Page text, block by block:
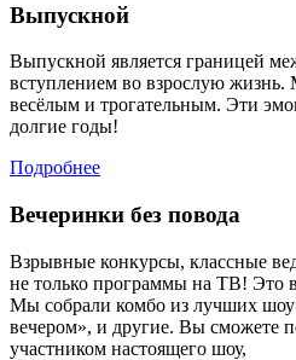
Выпускной
Выпускной является границей
вступлением во взрослую жизнь.
весёлым и трогательным. Эти
долгие годы!
Подробнее
Вечеринки без повода
Взрывные конкурсы, классные
не только программы на ТВ! Это
Мы собрали комбо из лучших
вечером», и другие. Вы сможете
участником настоящего шоу,